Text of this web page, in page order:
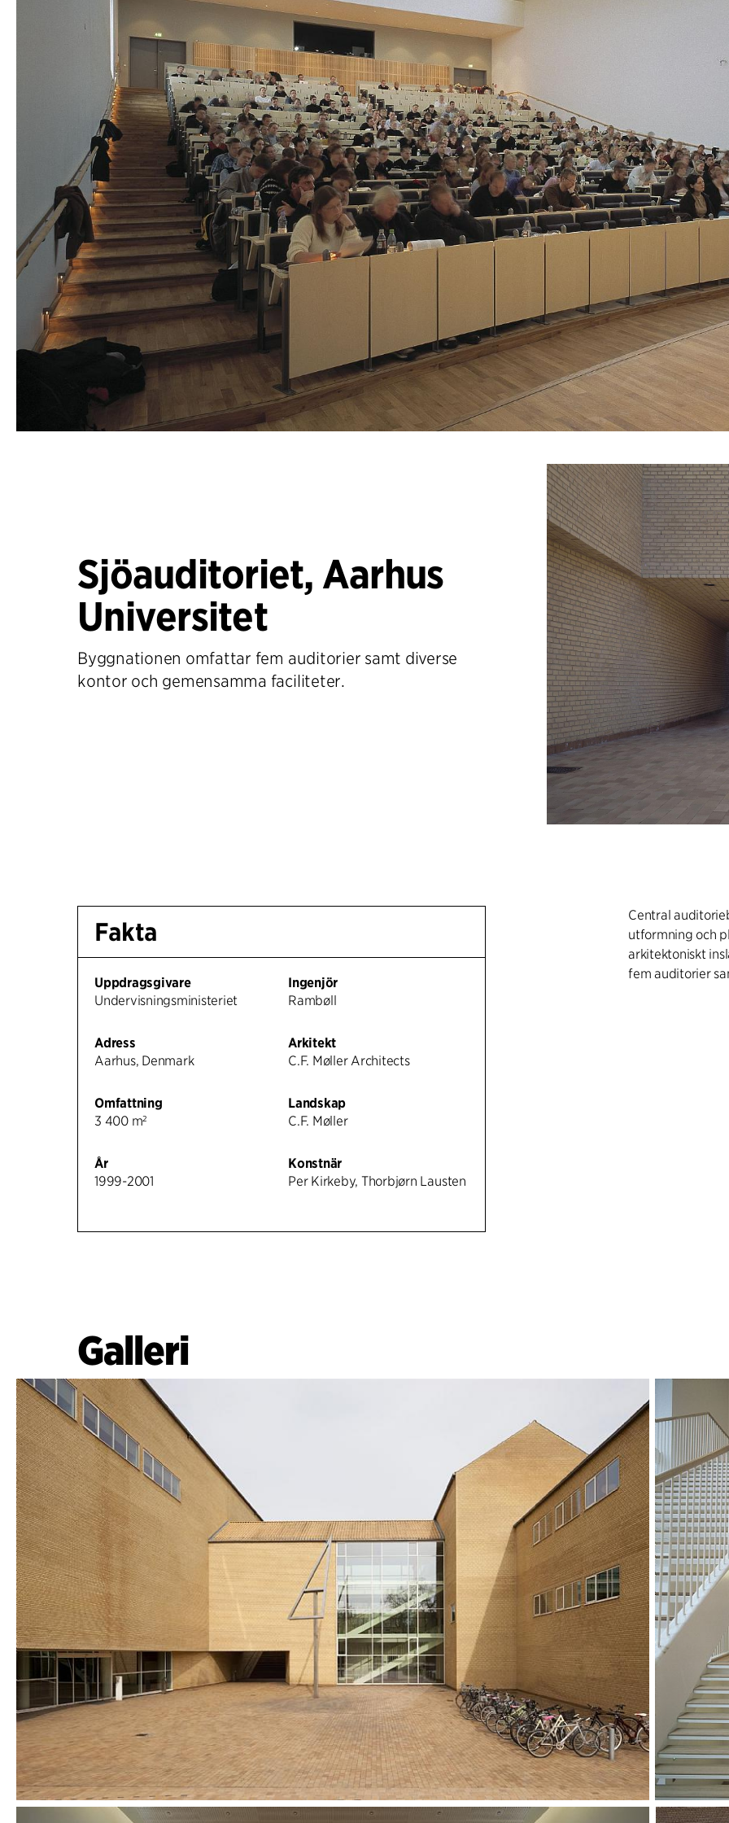
Sjöauditoriet, Aarhus
Universitet
Byggnationen omfattar fem auditorier samt diverse
kontor och gemensamma faciliteter.
Fakta
Uppdragsgivare
Undervisningsministeriet
Adress
Aarhus, Denmark
Omfattning
3 400 m²
År
1999-2001
Ingenjör
Rambøll
Arkitekt
C.F. Møller Architects
Landskap
C.F. Møller
Konstnär
Per Kirkeby, Thorbjørn Lausten
Central
utformning och
arkitektoniskt
fem auditorier
Galleri